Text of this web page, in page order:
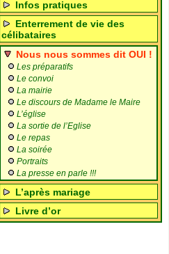
Infos pratiques
Enterrement de vie des
célibataires
Nous nous sommes dit OUI !
Les préparatifs
Le convoi
La mairie
Le discours de Madame le Maire
L’église
La sortie de l’Eglise
Le repas
La soirée
Portraits
La presse en parle !!!
L’après mariage
Livre d’or